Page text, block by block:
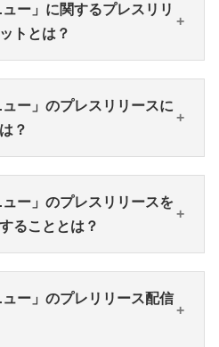
ー」に関するプレスリリ
トとは？
とがあるのでしょうか。①
けられる、②生活者に直
③地元企業や飲食業界関係
ー」のプレスリリースに
？
覚的に効果的な新メニュ
新メニューを出したタイミ
る背景や経緯、これらの内
ー」のプレスリリースを
ることとは？
リリースにならないよう
画像や動画を掲載するよう
ー」のプレリリース配信